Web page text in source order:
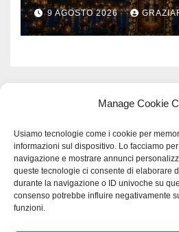
Manage Cookie
Usiamo tecnologie come i cookie per
informazioni sul dispositivo. Lo facciamo
navigazione e mostrare annunci
queste tecnologie ci consente di elaborare
durante la navigazione o ID univoche su
consenso potrebbe influire negativamente
funzioni.
9 AGOSTO 2026